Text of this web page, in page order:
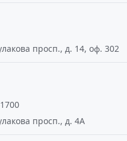
просп., д. 14, оф. 302
просп., д. 4А